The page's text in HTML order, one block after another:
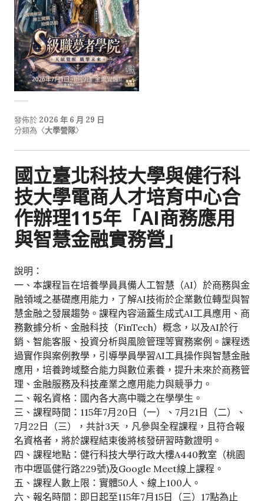
發佈於 2026 年 6 月 29 日
分類為〈大學營隊〉
國立臺北科技大學與健行科
技大學電商人才培育中心合
作辦理115年「AI商務應用
與智慧金融實務營」
說明：
一、本課程旨在培養學員具備人工智慧（AI）於商務與金
融領域之基礎應用能力，了解AI技術於企業數位轉型與智
慧金融之發展趨勢。課程內容涵蓋生成式AI工具應用、商
務數據分析、金融科技（FinTech）概念，以及AI於行
銷、智能客服、投資分析與風險管理等實務案例。課程透
過實作與案例教學，引導學員學習AI工具操作與智慧金融
應用，培養跨域整合能力與數位素養，提升未來於商務管
理、金融服務及科技產業之應用能力與競爭力。
二、報名資格：國內各大高中職之在學學生。
三、課程時間：115年7月20日（一）、7月21日（二）、
7月22日（三），共計3天 ，凡參與全程課程，且符合報
名資格者，將於課程結束後將核發研習時數證明。
四、課程地點：健行科技大學行政大樓A440教室（桃園
市中壢區健行路229號)及Google Meet線上課程。
五、課程人數上限：實體50人、線上100人。
六、報名時間：即日起至115年7月15日（三）17點為止